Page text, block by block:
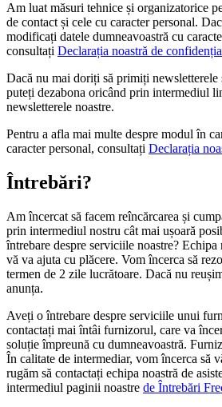
Am luat măsuri tehnice și organizatorice
de contact și cele cu caracter personal.
modificați datele dumneavoastră cu
consultați Declarația noastră de
Dacă nu mai doriți să primiți
puteți dezabona oricând prin intermediul
newsletterele noastre.
Pentru a afla mai multe despre modul în
caracter personal, consultați Declarația
Întrebări?
Am încercat să facem reîncărcarea și
prin intermediul nostru cât mai ușoară
întrebare despre serviciile noastre? Echipa
vă va ajuta cu plăcere. Vom încerca să
termen de 2 zile lucrătoare. Dacă nu
anunța.
Aveți o întrebare despre serviciile unui
contactați mai întâi furnizorul, care va
soluție împreună cu dumneavoastră.
În calitate de intermediar, vom încerca să
rugăm să contactați echipa noastră de
intermediul paginii noastre de Întrebări